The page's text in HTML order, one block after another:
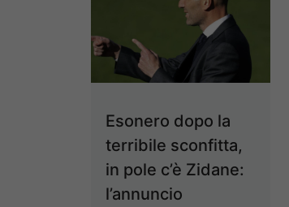
Esonero dopo la
terribile sconfitta,
in pole c’è Zidane:
l’annuncio